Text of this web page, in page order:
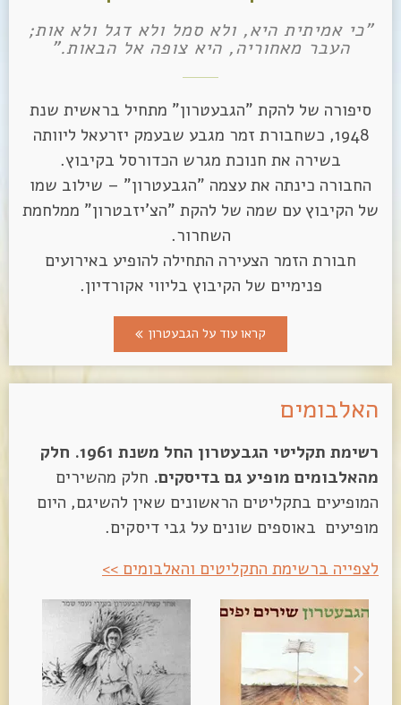
"כי אמיתית היא, ולא סמל ולא דגל ולא אות;
העבר מאחוריה, היא צופה אל הבאות."
סיפורה של להקת "הגבעטרון" מתחיל בראשית שנת
1948, כשחבורת זמר מגבע שבעמק יזרעאל ליוותה
בשירה את חנוכת מגרש הכדורסל בקיבוץ.
החבורה כינתה את עצמה "הגבעטרון" – שילוב שמו
של הקיבוץ עם שמה של להקת "הצ'יזבטרון" ממלחמת
השחרור.
חבורת הזמר הצעירה התחילה להופיע באירועים
פנימיים של הקיבוץ בליווי אקורדיון.
קראו עוד על הגבעטרון
האלבומים
רשימת תקליטי הגבעטרון החל משנת 1961. חלק
מהאלבומים מופיע גם בדיסקים. חלק מהשירים
המופיעים בתקליטים הראשונים שאין להשיגם, היום
מופיעים באוספים שונים על גבי דיסקים.
לצפייה ברשימת התקליטים והאלבומים >>